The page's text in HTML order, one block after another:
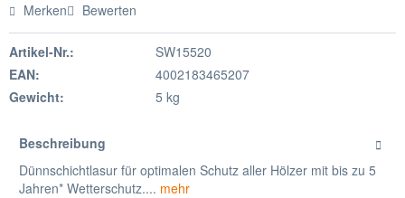
Merken Bewerten
Artikel-Nr.:
SW15520
EAN:
4002183465207
Gewicht:
5 kg
Beschreibung
Dünnschichtlasur für optimalen Schutz aller Hölzer mit bis zu 5
Jahren* Wetterschutz.... mehr